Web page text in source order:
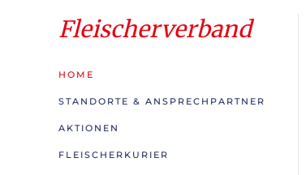
Fleischerverband
HOME
STANDORTE & ANSPRECHPARTNER
AKTIONEN
FLEISCHERKURIER